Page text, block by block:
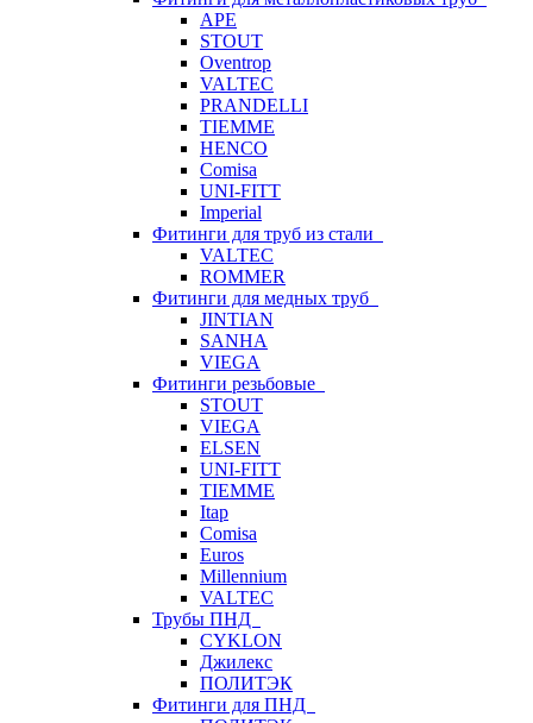
APE
STOUT
Oventrop
VALTEC
PRANDELLI
TIEMME
HENCO
Comisa
UNI-FITT
Imperial
Фитинги для труб из стали
VALTEC
ROMMER
Фитинги для медных труб
JINTIAN
SANHA
VIEGA
Фитинги резьбовые
STOUT
VIEGA
ELSEN
UNI-FITT
TIEMME
Itap
Comisa
Euros
Millennium
VALTEC
Трубы ПНД
CYKLON
Джилекс
ПОЛИТЭК
Фитинги для ПНД